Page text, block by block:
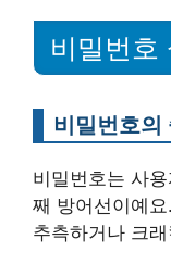
비밀번호
비밀번호의
비밀번호는 사
째 방어선이예
추측하거나 크